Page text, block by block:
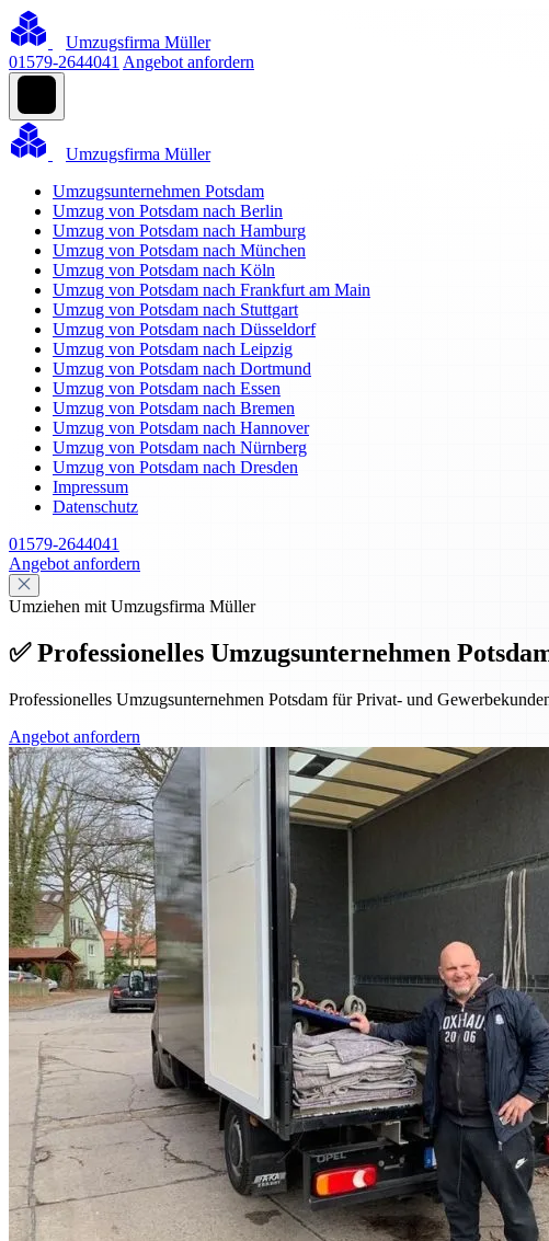
Umzugsfirma Müller
01579-2644041 Angebot anfordern
Umzugsfirma Müller
Umzugsunternehmen Potsdam
Umzug von Potsdam nach Berlin
Umzug von Potsdam nach Hamburg
Umzug von Potsdam nach München
Umzug von Potsdam nach Köln
Umzug von Potsdam nach Frankfurt am Main
Umzug von Potsdam nach Stuttgart
Umzug von Potsdam nach Düsseldorf
Umzug von Potsdam nach Leipzig
Umzug von Potsdam nach Dortmund
Umzug von Potsdam nach Essen
Umzug von Potsdam nach Bremen
Umzug von Potsdam nach Hannover
Umzug von Potsdam nach Nürnberg
Umzug von Potsdam nach Dresden
Impressum
Datenschutz
01579-2644041
Angebot anfordern
Umziehen mit Umzugsfirma Müller
✅ Professionelles Umzugsunternehmen
Professionelles Umzugsunternehmen Potsdam für Privat- und
Angebot anfordern